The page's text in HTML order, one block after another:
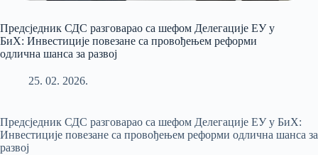
Предсједник СДС разговарао са шефом Делегације ЕУ у
БиХ: Инвестиције повезане са провођењем реформи
одлична шанса за развој
25. 02. 2026.
Предсједник СДС разговарао са шефом Делегације ЕУ у БиХ:
Инвестиције повезане са провођењем реформи одлична шанса за
развој